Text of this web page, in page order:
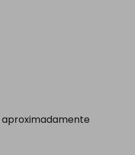
aproximadamente